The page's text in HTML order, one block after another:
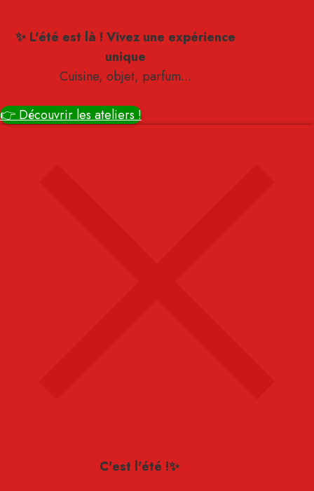
✨ L'été est là ! Vivez une expérience
unique
Cuisine, objet, parfum...
👉 Découvrir les ateliers !
C'est l'été !✨